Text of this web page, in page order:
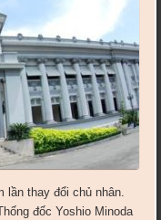
thay đổi chủ nhân.
đốc Yoshio Minoda